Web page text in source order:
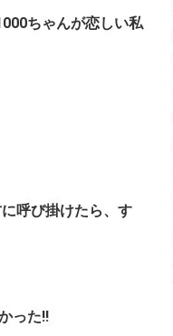
ちゃんが恋しい私
呼び掛けたら、す
った!!